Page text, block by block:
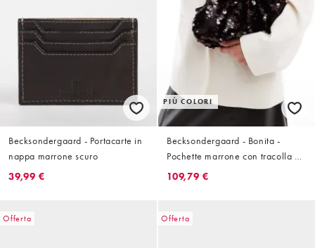
Becksondergaard - Portacarte in
nappa marrone scuro
39,99 €
PIÙ COLORI
Becksondergaard - Bonita -
Pochette marrone con tracolla e
paillettes
109,79 €
Offerta Offerta